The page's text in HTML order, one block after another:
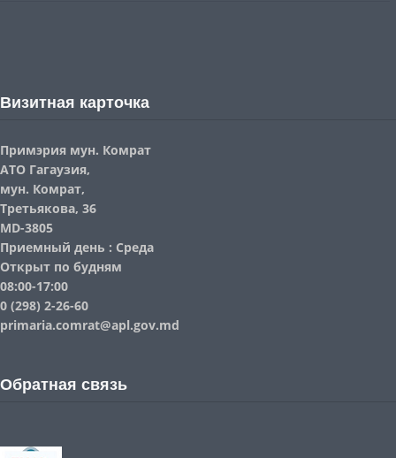
Визитная карточка
Примэрия мун. Комрат
АТО Гагаузия,
мун. Комрат,
Третьякова, 36
MD-3805
Приемный день : Среда
Открыт по будням
08:00-17:00
0 (298) 2-26-60
primaria.comrat@apl.gov.md
Обратная связь